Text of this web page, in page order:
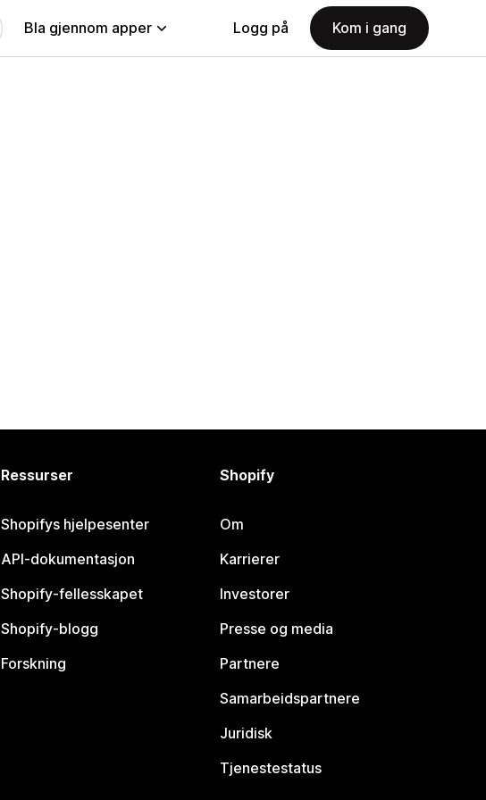
Bla gjennom apper Logg på Kom i gang
Ressurser
Shopifys hjelpesenter
API-dokumentasjon
Shopify-fellesskapet
Shopify-blogg
Forskning
Shopify
Om
Karrierer
Investorer
Presse og media
Partnere
Samarbeidspartnere
Juridisk
Tjenestestatus